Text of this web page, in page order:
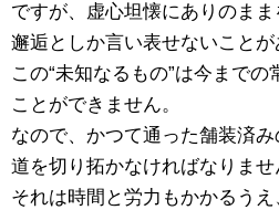
ですが、虚心坦懐にありのま
邂逅としか言い表せないことが
この“未知なるもの”は今まで
ことができません。
なので、かつて通った舗装済
道を切り拓かなければなりませ
それは時間と労力もかかるう